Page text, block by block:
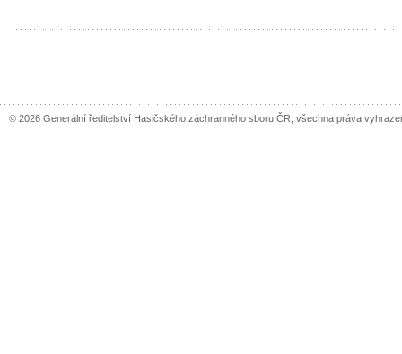
© 2026 Generální ředitelství Hasičského záchranného sboru ČR, všechna práva